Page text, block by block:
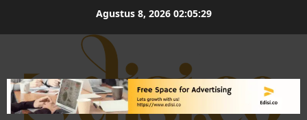
Agustus 8, 2026 02:05:30